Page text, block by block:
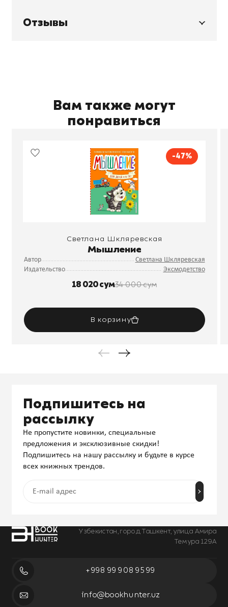
Отзывы
Вам также могут
понравиться
-47%
Светлана Шкляревская
Мышление
Автор
Светлана Шкляревская
Издательство
Эксмодетство
18 020 сум34 000 сум
В корзину
Узбекистан, город Ташкент, улица Амира
Темура 129А
+998 99 908 95 99
info@bookhunter.uz
Подпишитесь на
рассылку
Не пропустите новинки, специальные
предложения и эксклюзивные скидки!
Подпишитесь на нашу рассылку и будьте в курсе
всех книжных трендов.